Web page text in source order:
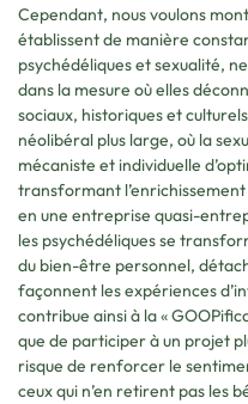
Cependant, nous voulons
établissent de manière
psychédéliques et sexualité,
dans la mesure où elles
sociaux, historiques et
néolibéral plus large, où la
mécaniste et individuelle
transformant
en une entreprise quasi-
les psychédéliques se
du bien-être personnel,
façonnent les expériences
contribue ainsi à la «
que de participer à un projet
risque de renforcer le
ceux qui n’en retirent pas les